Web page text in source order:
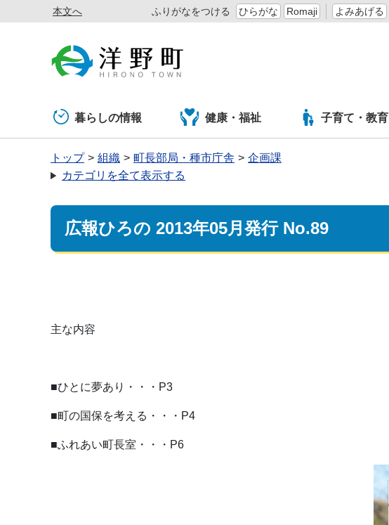
本文へ ふりがなをつける ひらがな Romaji よみあげる
暮らしの情報 健康・福祉 子育て・教育
トップ 組織 町長部局・種市庁舎
企画課
カテゴリを全て表示する
広報ひろの 2013年05月発行 No.89
主な内容
■ひとに夢あり・・・P3
■町の国保を考える・・・P4
■ふれあい町長室・・・P6